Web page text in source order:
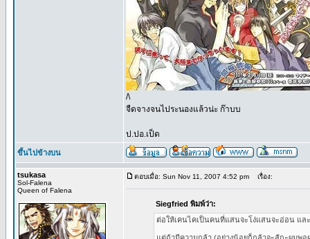
/\
จืดจางจนไประนองแล้วน่ะ ก๊าบบ
ป.ปอ.เป็ด
ขึ้นไปข้างบน
tsukasa
Sol-Falena
Queen of Falena
ตอบเมื่อ: Sun Nov 11, 2007 4:52 pm เรื่อง:
Siegfried พิมพ์ว่า:
ต่อให้เคนไคเป็นคนที่แสนจะโง่แสนจะอ่อน และ